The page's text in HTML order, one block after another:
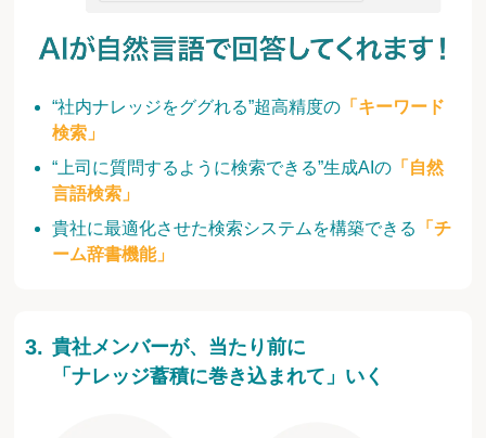
“社内ナレッジをググれる”超高精度の 「キーワード
検索」
“上司に質問するように検索できる”生成AIの 「自然
言語検索」
貴社に最適化させた検索システムを構築できる
「チ
ーム辞書機能」
貴社メンバーが、当たり前に
「ナレッジ蓄積に巻き込まれて」いく